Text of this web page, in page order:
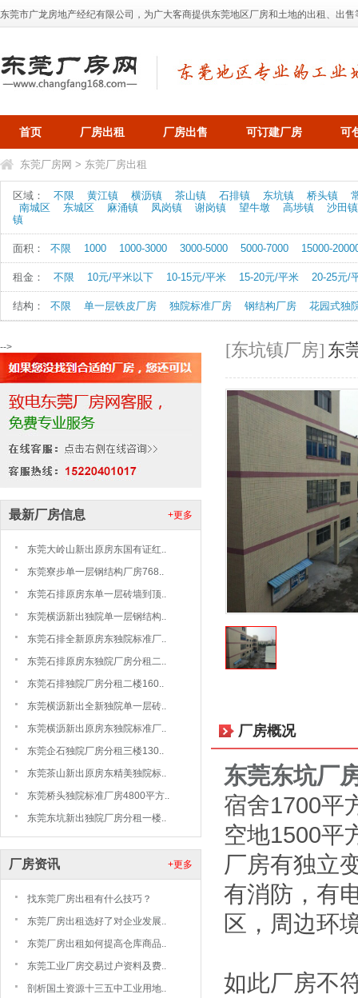
东莞市广龙房地产经纪有限公司，为广大客商提供东莞地区厂房和土地的出租、出
首页 厂房出租 厂房出售 可订建厂房 可
东莞厂房网 > 东莞厂房出租
区域： 不限 黄江镇 横沥镇 茶山镇 石排镇 东坑镇 桥头镇
南城区
东城区 麻涌镇 凤岗镇 谢岗镇 望牛墩 高埗镇
沙田镇
镇
面积： 不限 1000 1000-3000 3000-5000 5000-7000 15000-
租金： 不限 10元/平米以下 10-15元/平米 15-20元/平米 20-25元/
结构： 不限 单一层铁皮厂房 独院标准厂房 钢结构厂房 花园式独
-->
+更多
最新厂房信息
东莞大岭山新出原房东国有证红..
东莞寮步单一层钢结构厂房768..
东莞石排原房东单一层砖墙到顶..
东莞横沥新出独院单一层钢结构..
东莞石排全新原房东独院标准厂..
东莞石排原房东独院厂房分租二..
东莞石排独院厂房分租二楼160..
东莞横沥新出全新独院单一层砖..
东莞横沥新出原房东独院标准厂..
东莞企石独院厂房分租三楼130..
东莞茶山新出原房东精美独院标..
东莞桥头独院标准厂房4800平方..
东莞东坑新出独院厂房分租一楼..
+更多
厂房资讯
找东莞厂房出租有什么技巧？
东莞厂房出租选好了对企业发展..
东莞厂房出租如何提高仓库商品..
东莞工业厂房交易过户资料及费..
剖析国土资源十三五中工业用地..
[东坑镇厂房] 东
厂房概况
东莞东坑厂
宿舍1700平
空地1500平
厂房有独立
有消防，有
区，周边环
如此厂房不